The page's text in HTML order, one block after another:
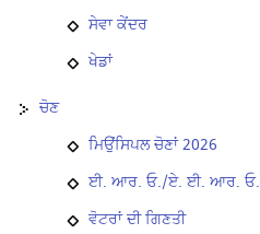
ਸੇਵਾ ਕੇਂਦਰ
ਖੇਡਾਂ
ਚੋਣ
ਮਿਉਂਸਿਪਲ ਚੋਣਾਂ 2026
ਈ. ਆਰ. ਓ./ਏ. ਈ. ਆਰ. ਓ.
ਵੋਟਰਾਂ ਦੀ ਗਿਣਤੀ